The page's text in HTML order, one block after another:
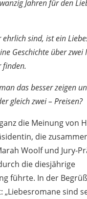
Jahren für den
ehrlich sind, ist ein
Geschichte über zwei
finden.
das besser zeigen
gleich zwei – Preisen?
die Meinung von
die
Woolf und Jury-
die diesjährige
führte. In der
„Liebesromane sind